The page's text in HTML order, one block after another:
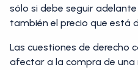
sólo si debe seguir
también el precio que está
Las cuestiones de derecho
afectar a la compra de